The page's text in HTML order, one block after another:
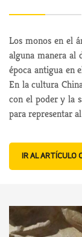
Los monos en el
alguna manera al
época antigua en
En la cultura
con el poder y la
para representar
IR AL ARTÍCULO